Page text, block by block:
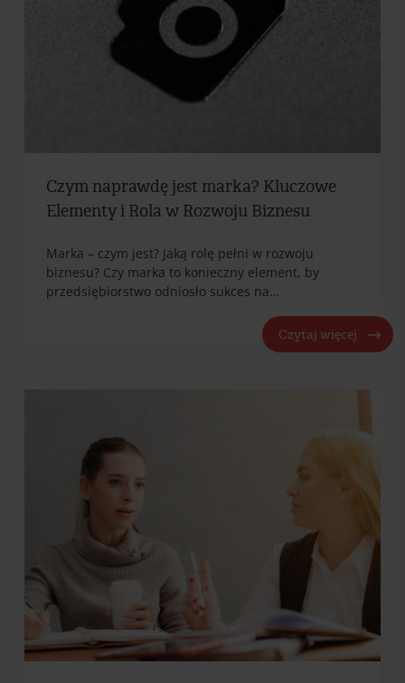
Czym naprawdę jest marka? Kluczowe
Elementy i Rola w Rozwoju Biznesu
Marka – czym jest? Jaką rolę pełni w rozwoju
biznesu? Czy marka to konieczny element, by
przedsiębiorstwo odniosło sukces na…
Czytaj więcej